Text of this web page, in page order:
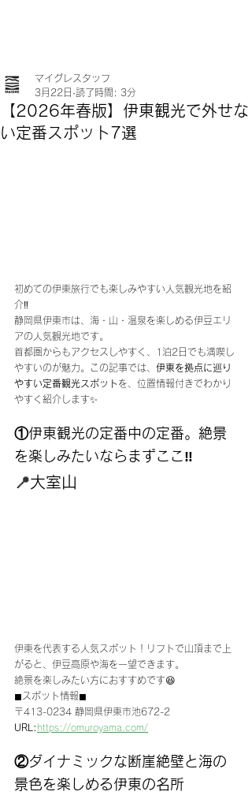
【2026年春版】伊東観光で外せな
い定番スポット7選
マイグレスタッフ
3月22日 読了時間: 3分
初めての伊東旅行でも楽しみやすい人気観光地を紹
介‼️
静岡県伊東市は、海・山・温泉を楽しめる伊豆エリ
アの人気観光地です。
首都圏からもアクセスしやすく、1泊2日でも満喫し
やすいのが魅力。この記事では、 伊東を拠点に巡り
やすい定番観光スポット を、位置情報付きでわかり
やすく紹介します✨
①伊東観光の定番中の定番。絶景
を楽しみたいならまずここ‼️
📍大室山
伊東を代表する人気スポット！リフトで山頂まで上
がると、伊豆高原や海を一望できます。
絶景を楽しみたい方におすすめです😆
◼︎スポット情報◼︎
〒413-0234 静岡県伊東市池672-2
URL: https://omuroyama.com/
②ダイナミックな断崖絶壁と海の
景色を楽しめる伊東の名所